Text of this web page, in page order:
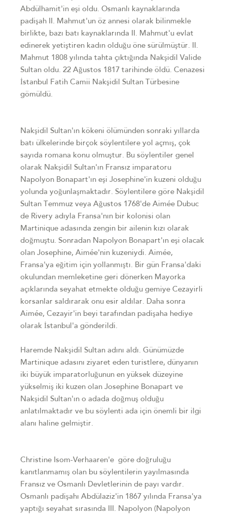
Abdülhamit'in eşi oldu. Osmanlı kaynaklarında
padişah II. Mahmut'un öz annesi olarak bilinmekle
birlikte, bazı batı kaynaklarında II. Mahmut'u evlat
edinerek yetiştiren kadın olduğu öne sürülmüştür. II.
Mahmut 1808 yılında tahta çıktığında Nakşidil Valide
Sultan oldu. 22 Ağustos 1817 tarihinde öldü. Cenazesi
İstanbul Fatih Camii Nakşidil Sultan Türbesine
gömüldü.
Nakşidil Sultan'ın kökeni ölümünden sonraki yıllarda
batı ülkelerinde birçok söylentilere yol açmış, çok
sayıda romana konu olmuştur. Bu söylentiler genel
olarak Nakşidil Sultan'ın Fransız imparatoru
Napolyon Bonapart'ın eşi Josephine'in kuzeni olduğu
yolunda yoğunlaşmaktadır. Söylentilere göre Nakşidil
Sultan Temmuz veya Ağustos 1768'de Aimée Dubuc
de Rivery adıyla Fransa'nın bir kolonisi olan
Martinique adasında zengin bir ailenin kızı olarak
doğmuştu. Sonradan Napolyon Bonapart'ın eşi olacak
olan Josephine, Aimée'nin kuzeniydi. Aimée,
Fransa'ya eğitim için yollanmıştı. Bir gün Fransa'daki
okulundan memleketine geri dönerken Mayorka
açıklarında seyahat etmekte olduğu gemiye Cezayirli
korsanlar saldırarak onu esir aldılar. Daha sonra
Aimée, Cezayir'in beyi tarafından padişaha hediye
olarak İstanbul'a gönderildi.
Haremde Nakşidil Sultan adını aldı. Günümüzde
Martinique adasını ziyaret eden turistlere, dünyanın
iki büyük imparatorluğunun en yüksek düzeyine
yükselmiş iki kuzen olan Josephine Bonapart ve
Nakşidil Sultan'ın o adada doğmuş olduğu
anlatılmaktadır ve bu söylenti ada için önemli bir ilgi
alanı haline gelmiştir.
Christine Isom-Verhaaren'e göre doğruluğu
kanıtlanmamış olan bu söylentilerin yayılmasında
Fransız ve Osmanlı Devletlerinin de payı vardır.
Osmanlı padişahı Abdülaziz'in 1867 yılında Fransa'ya
yaptığı seyahat sırasında III. Napolyon (Napolyon